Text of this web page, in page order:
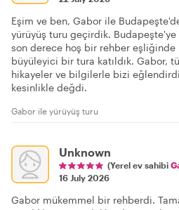
Eşim ve ben, Gabor ile
yürüyüş turu geçirdik.
son derece hoş bir rehber
büyüleyici bir tura katıldık. Gabor,
hikayeler ve bilgilerle bizi
kesinlikle değdi.
Gabor ile yürüyüş turu
Unknown
(Yerel ev sahibi
16 July 2026
Gabor mükemmel bir rehberdi.